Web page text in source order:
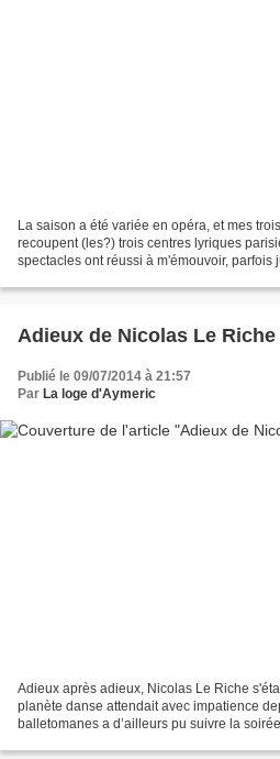
La saison a été variée en opéra, et mes
recoupent (les?) trois centres lyriques
spectacles ont réussi à m'émouvoir, parfois
Adieux de Nicolas Le Riche
Publié le 09/07/2014 à 21:57
Par La loge d'Aymeric
Adieux après adieux, Nicolas Le Riche
planète danse attendait avec impatience
balletomanes a d’ailleurs pu suivre la